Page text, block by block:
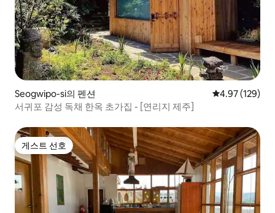
Seogwipo-si의 펜션 평점 4.97점(5
4.97 (129)
서귀포 감성 독채 한옥 초가집 - [연리지 제주]
게스트 선호
게스트 선호